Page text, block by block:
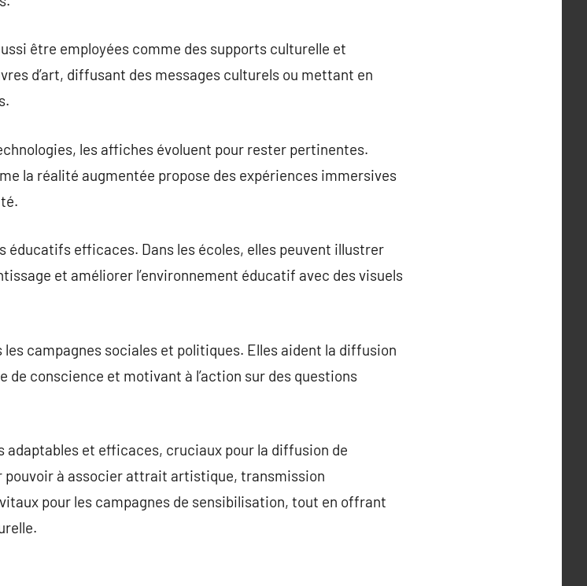
être employées comme des supports culturelle et
d’art, diffusant des messages culturels ou mettant en
les affiches évoluent pour rester pertinentes.
la réalité augmentée propose des expériences immersives
efficaces. Dans les écoles, elles peuvent illustrer
et améliorer l’environnement éducatif avec des visuels
campagnes sociales et politiques. Elles aident la diffusion
conscience et motivant à l’action sur des questions
et efficaces, cruciaux pour la diffusion de
pouvoir à associer attrait artistique, transmission
pour les campagnes de sensibilisation, tout en offrant